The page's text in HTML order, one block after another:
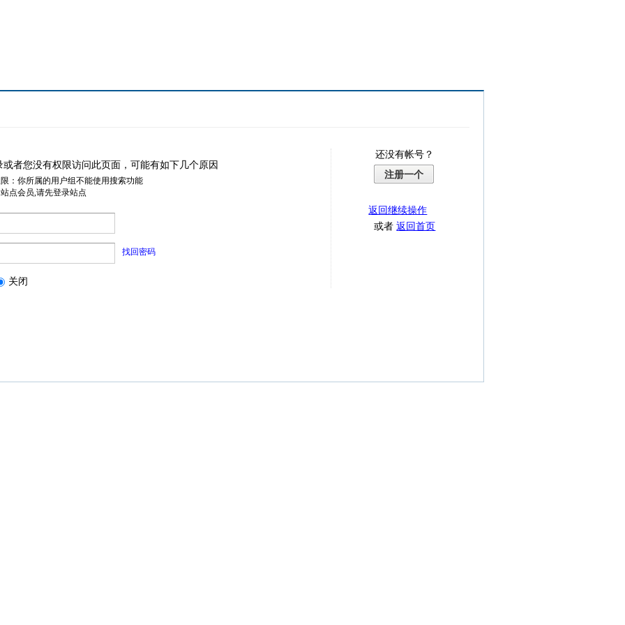
或者您没有权限访问此页面，可能有如下几个原因
：你所属的用户组不能使用搜索功能
点会员,请先登录站点
找回密码
关闭
还没有帐号？
注册一个
返回继续操作
或者返回首页